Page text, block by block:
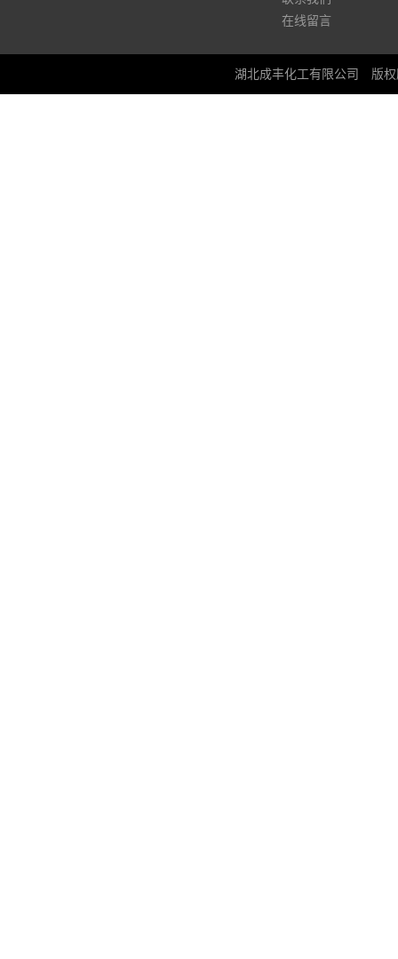
在线留言
湖北成丰化工有限公司 版